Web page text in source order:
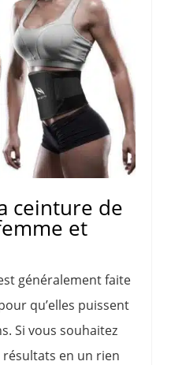
ceinture de
et
généralement faite
qu’elles puissent
Si vous souhaitez
en un rien